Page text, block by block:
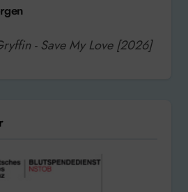
- Save My Love [2026]